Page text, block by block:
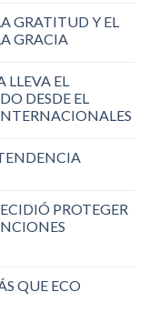
GRATITUD Y EL
GRACIA
LLEVA EL
DESDE EL
PROTEGER
QUE ECO